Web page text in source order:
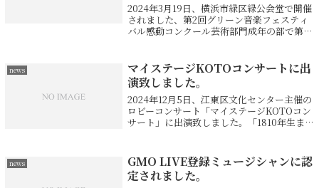
2024年3月19日、横浜市緑区緑公会堂で開催
されました、第2回グリーン音楽フェスティ
バル感動コンクール芸術部門成年の部で第3
芸術部門未成年の部と成年の部があり...
news
マイステージKOTOコンサートに出
演致しました。
2024年12月5日、江東区文化センター主催の
ロビーコンサート「マイステージKOTOコン
サート」に出演致しました。「1810年生まれ
を4曲とマズルカ4曲に、アンコ...
news
GMO LIVE登録ミュージシャンに認
定されました。